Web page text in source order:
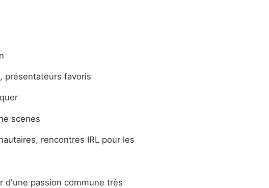
présentateurs favoris
scenes
rencontres IRL pour les
d'une passion commune très